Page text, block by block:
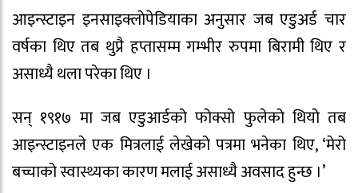
आइन्स्टाइन इनसाइक्लोपेडियाका अनुसार जब एडुअर्ड चार
वर्षका थिए तब थुप्रै हप्तासम्म गम्भीर रुपमा बिरामी थिए र
असाध्यै थला परेका थिए ।
सन् १९१७ मा जब एडुआर्डको फोक्सो फुलेको थियो तब
आइन्स्टाइनले एक मित्रलाई लेखेको पत्रमा भनेका थिए, ‘मेरो
बच्चाको स्वास्थ्यका कारण मलाई असाध्यै अवसाद हुन्छ ।’